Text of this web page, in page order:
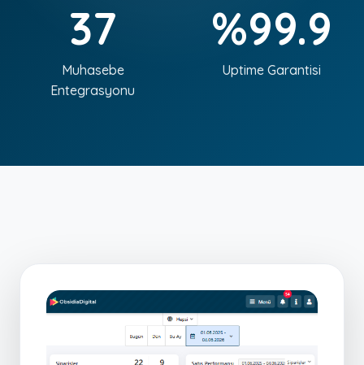
37
Muhasebe
Entegrasyonu
%99.9
Uptime Garantisi